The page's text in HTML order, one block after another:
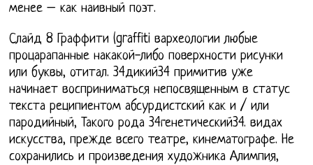
менее – как наивный поэт.
Слайд 8 Граффити (graffiti вархеологии любые
процарапанные накакой-либо поверхности рисунки
или буквы, отитал. 34дикий34 примитив уже
начинает восприниматься непосвященным в статус
текста реципиентом абсурдистский как и / или
пародийный, Такого рода 34генетический34. видах
искусства, прежде всего театре, кинематографе. Не
сохранились и произведения художника Алимпия,